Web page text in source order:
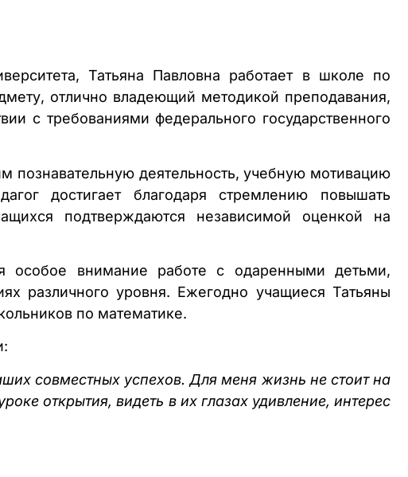
Татьяна Павловна работает в школе по
отлично владеющий методикой преподавания,
с требованиями федерального государственного
познавательную деятельность, учебную мотивацию
достигает благодаря стремлению повышать
подтверждаются независимой оценкой на
особое внимание работе с одаренными детьми,
различного уровня. Ежегодно учащиеся Татьяны
по математике.
совместных успехов. Для меня жизнь не стоит на
открытия, видеть в их глазах удивление, интерес